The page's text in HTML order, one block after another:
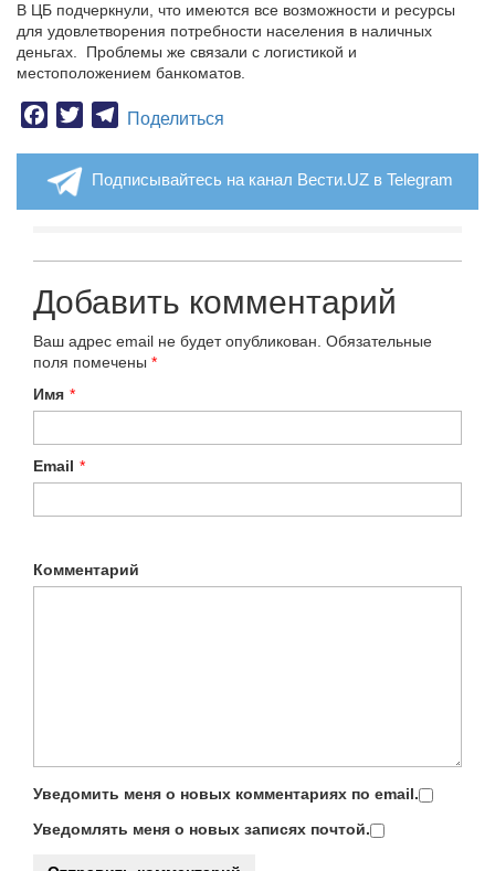
В ЦБ подчеркнули, что имеются все возможности и ресурсы
для удовлетворения потребности населения в наличных
деньгах. Проблемы же связали с логистикой и
местоположением банкоматов.
Facebook
TwitterTelegram
Поделиться
Подписывайтесь на канал Вести.UZ в Telegram
Добавить комментарий
Ваш адрес email не будет опубликован. Обязательные
поля помечены *
Имя *
Email *
Комментарий
Уведомить меня о новых комментариях по email.
Уведомлять меня о новых записях почтой.